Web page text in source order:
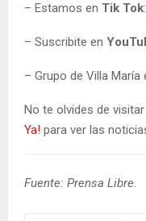
– Estamos en Tik Tok:
– Suscribite en
– Grupo de Villa María
No te olvides de
Ya! para ver las
Fuente: Prensa Libre.